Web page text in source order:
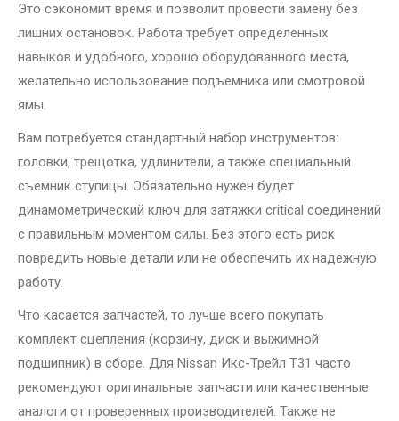
Это сэкономит время и позволит провести замену без
лишних остановок. Работа требует определенных
навыков и удобного, хорошо оборудованного места,
желательно использование подъемника или смотровой
ямы.
Вам потребуется стандартный набор инструментов:
головки, трещотка, удлинители, а также специальный
съемник ступицы. Обязательно нужен будет
динамометрический ключ для затяжки critical соединений
с правильным моментом силы. Без этого есть риск
повредить новые детали или не обеспечить их надежную
работу.
Что касается запчастей, то лучше всего покупать
комплект сцепления (корзину, диск и выжимной
подшипник) в сборе. Для Nissan Икс-Трейл Т31 часто
рекомендуют оригинальные запчасти или качественные
аналоги от проверенных производителей. Также не